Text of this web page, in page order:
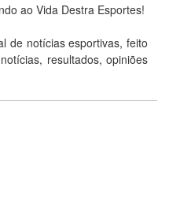
ao Vida Destra Esportes!
de notícias esportivas, feito
resultados, opiniões